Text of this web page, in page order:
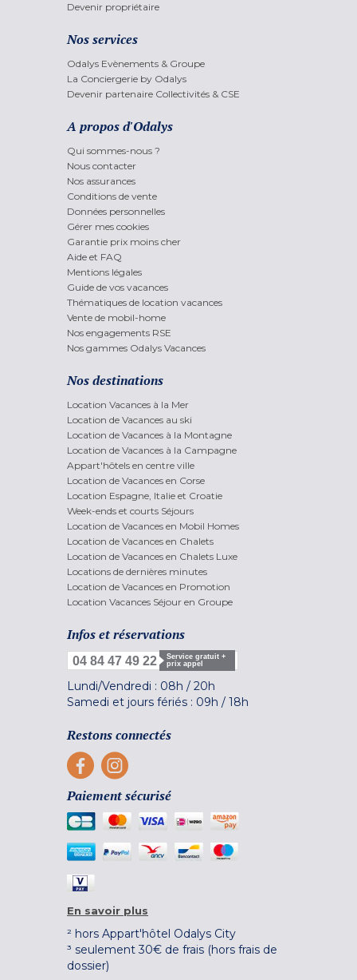
Devenir propriétaire
Nos services
Odalys Evènements & Groupe
La Conciergerie by Odalys
Devenir partenaire Collectivités & CSE
A propos d'Odalys
Qui sommes-nous ?
Nous contacter
Nos assurances
Conditions de vente
Données personnelles
Gérer mes cookies
Garantie prix moins cher
Aide et FAQ
Mentions légales
Guide de vos vacances
Thématiques de location vacances
Vente de mobil-home
Nos engagements RSE
Nos gammes Odalys Vacances
Nos destinations
Location Vacances à la Mer
Location de Vacances au ski
Location de Vacances à la Montagne
Location de Vacances à la Campagne
Appart'hôtels en centre ville
Location de Vacances en Corse
Location Espagne, Italie et Croatie
Week-ends et courts Séjours
Location de Vacances en Mobil Homes
Location de Vacances en Chalets
Location de Vacances en Chalets Luxe
Locations de dernières minutes
Location de Vacances en Promotion
Location Vacances Séjour en Groupe
Infos et réservations
04 84 47 49 22
Service gratuit +
prix appel
Lundi/Vendredi : 08h / 20h
Samedi et jours fériés : 09h / 18h
Restons connectés
Paiement sécurisé
En savoir plus
² hors Appart'hôtel Odalys City
³ seulement 30€ de frais (hors frais de
dossier)